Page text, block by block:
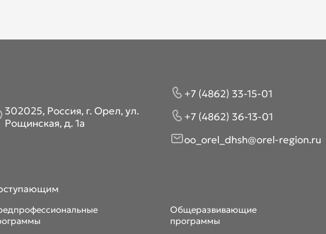
302025, Россия, г. Орел, ул.
Рощинская, д. 1а
+7 (4862) 33-15-01
+7 (4862) 36-13-01
oo_orel_dhsh@orel-region.ru
Общеразвивающие
программы